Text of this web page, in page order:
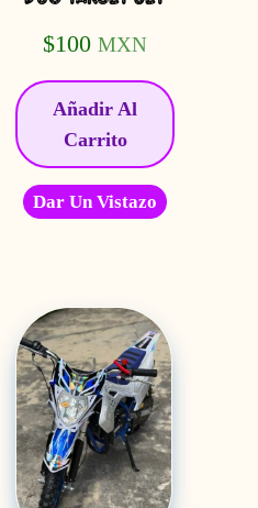
$100 MXN
Añadir Al
Carrito
Dar Un Vistazo